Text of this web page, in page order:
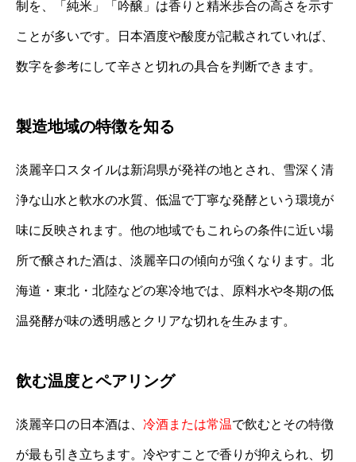
制を、「純米」「吟醸」は香りと精米歩合の高さを示す
ことが多いです。日本酒度や酸度が記載されていれば、
数字を参考にして辛さと切れの具合を判断できます。
製造地域の特徴を知る
淡麗辛口スタイルは新潟県が発祥の地とされ、雪深く清
浄な山水と軟水の水質、低温で丁寧な発酵という環境が
味に反映されます。他の地域でもこれらの条件に近い場
所で醸された酒は、淡麗辛口の傾向が強くなります。北
海道・東北・北陸などの寒冷地では、原料水や冬期の低
温発酵が味の透明感とクリアな切れを生みます。
飲む温度とペアリング
淡麗辛口の日本酒は、 冷酒または常温で飲むとその特徴
が最も引き立ちます。冷やすことで香りが抑えられ、切